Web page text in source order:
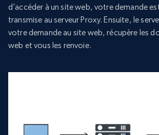
d’accéder à un site web, votre demande
transmise au serveur Proxy. Ensuite, le
votre demande au site web, récupère les
web et vous les renvoie.